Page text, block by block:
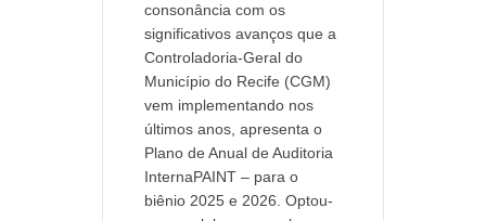
consonância com os
significativos avanços que a
Controladoria-Geral do
Município do Recife (CGM)
vem implementando nos
últimos anos, apresenta o
Plano de Anual de Auditoria
InternaPAINT – para o
biênio 2025 e 2026. Optou-